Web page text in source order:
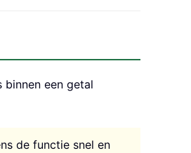
binnen een getal
de functie snel en